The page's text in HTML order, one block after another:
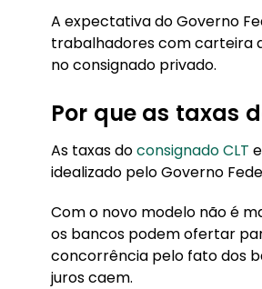
A expectativa do Governo
trabalhadores com carteira
no consignado privado.
Por que as taxas
As taxas doconsignado CLT
idealizado pelo Governo
Com o novo modelo não é
os bancos podem ofertar
concorrência pelo fato dos
juros caem.